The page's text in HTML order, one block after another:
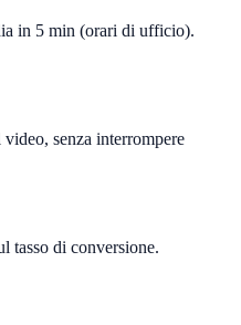
in 5 min (orari di ufficio).
senza interrompere
tasso di conversione.